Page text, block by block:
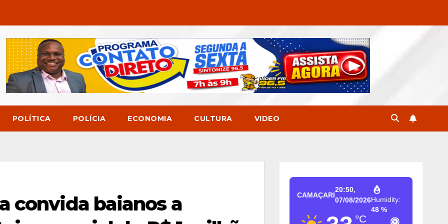
POLÍTICA POLÍCIA ECONOMIA CULTURA VIDEO
convida baianos a
CAMAÇARI
20:50,
07/08/2026
°C
Humidity:
48 %